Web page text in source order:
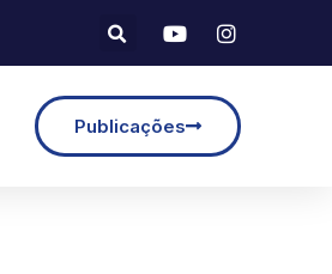
Publicações